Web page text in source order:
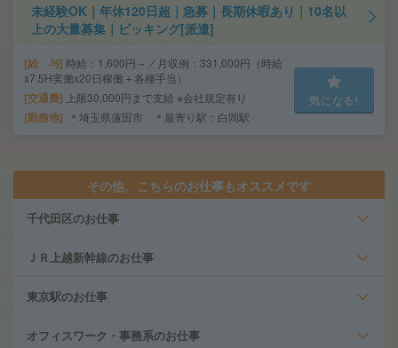
未経験OK｜年休120日超｜急募｜長期休暇あり｜10名以
上の大量募集｜ピッキング[派遣]
給 与 時給：1,600円～／月収例：331,000円（時給
x7.5H実働x20日稼働＋各種手当）
交通費 上限30,000円まで支給 ※会社規定有り
勤務地 ＊埼玉県蓮田市 ＊最寄り駅：白岡駅
気になる!
その他、こちらのお仕事もオススメです
千代田区のお仕事
ＪＲ上越新幹線のお仕事
東京駅のお仕事
オフィスワーク・事務系のお仕事